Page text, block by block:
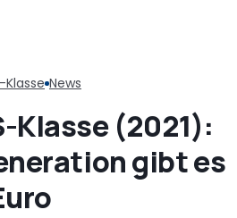
Klasse News
Klasse (2021):
gibt es